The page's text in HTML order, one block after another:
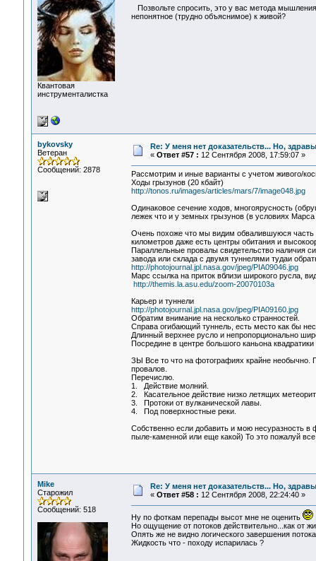
Квантовая
инструменталистка
Позвольте спросить, это у вас метода
непонятное (трудно объяснимое) к живой?
bykovsky
Ветеран
Сообщений: 2878
Re: У меня нет доказательств... Но,
« Ответ #57 : 12 Сентября 2008, 17:59:07 »
Рассмотрим и иные варианты с учетом живого/
Ходы грызунов (20 кбайт)
http://tonos.ru/images/articles/mars/7/image048.jpg
Одинаковое сечение ходов, многоярусность
лежек что и у земных грызунов (в условиях
Очень похоже что мы видим обвалившуюся часть
километров даже есть центры обитания и
Параллельные провалы свидетельство наличия
завода или склада с двумя туннелями тудаи
http://photojournal.jpl.nasa.gov/jpeg/PIA09046.jpg
Марс ссылка на приток вблизи широкого русла,
http://themis.la.asu.edu/zoom-20070103a
Карьер и туннели
http://photojournal.jpl.nasa.gov/jpeg/PIA09160.jpg
Обратим внимание на несколько странностей.
Справа огибающий туннель, есть место как бы
Длинный верхнее русло и непропорционально
Посредине в центре большого каньона
ЗЫ Все то что на фотографиях крайне необычно.
провалов.
Перечислю.
1. Действие молний.
2. Касательное действие низко летящих
3. Протоки от вулканической лавы.
4. Под поверхностные реки.
Собственно если добавить и мою несуразность
пыле-каменной или еще какой) То это пожалуй
Mike
Старожил
Сообщений: 518
Re: У меня нет доказательств... Но,
« Ответ #58 : 12 Сентября 2008, 22:24:40 »
Ну по фоткам перепады высот мне не оценить
Но ощущение от потоков действительно...как от
Опять же не видно логического завершения
Жидкость что - походу испарилась ?